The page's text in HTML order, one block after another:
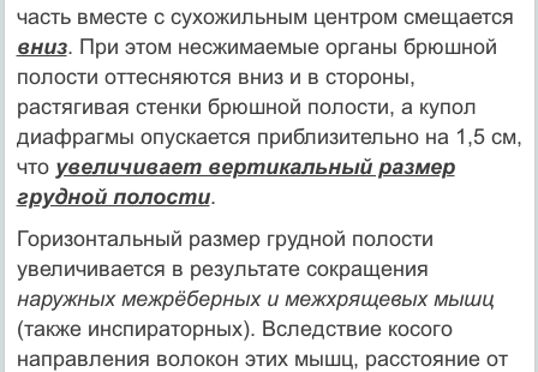
часть вместе с сухожильным центром смещается
вниз. При этом несжимаемые органы брюшной
полости оттесняются вниз и в стороны,
растягивая стенки брюшной полости, а купол
диафрагмы опускается приблизительно на 1,5 см,
что увеличивает вертикальный размер
грудной полости.
Горизонтальный размер грудной полости
увеличивается в результате сокращения
наружных межрёберных и межхрящевых мышц
(также инспираторных). Вследствие косого
направления волокон этих мышц, расстояние от